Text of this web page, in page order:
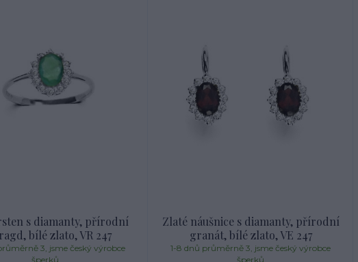
s diamanty, přírodní
bílé zlato, VR 247
3, jsme český výrobce
šperků
Zlaté náušnice s diamanty, přírodní
granát, bílé zlato, VE 247
1-8 dnů průměrně 3, jsme český výrobce
šperků